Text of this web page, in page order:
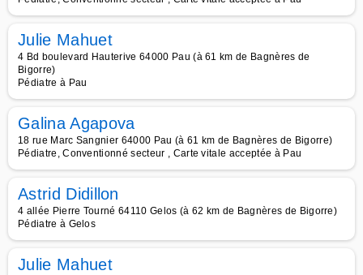
Julie Mahuet
4 Bd boulevard Hauterive 64000 Pau (à 61 km de Bagnères de
Bigorre)
Pédiatre à Pau
Galina Agapova
18 rue Marc Sangnier 64000 Pau (à 61 km de Bagnères de Bigorre)
Pédiatre, Conventionné secteur , Carte vitale acceptée à Pau
Astrid Didillon
4 allée Pierre Tourné 64110 Gelos (à 62 km de Bagnères de Bigorre)
Pédiatre à Gelos
Julie Mahuet